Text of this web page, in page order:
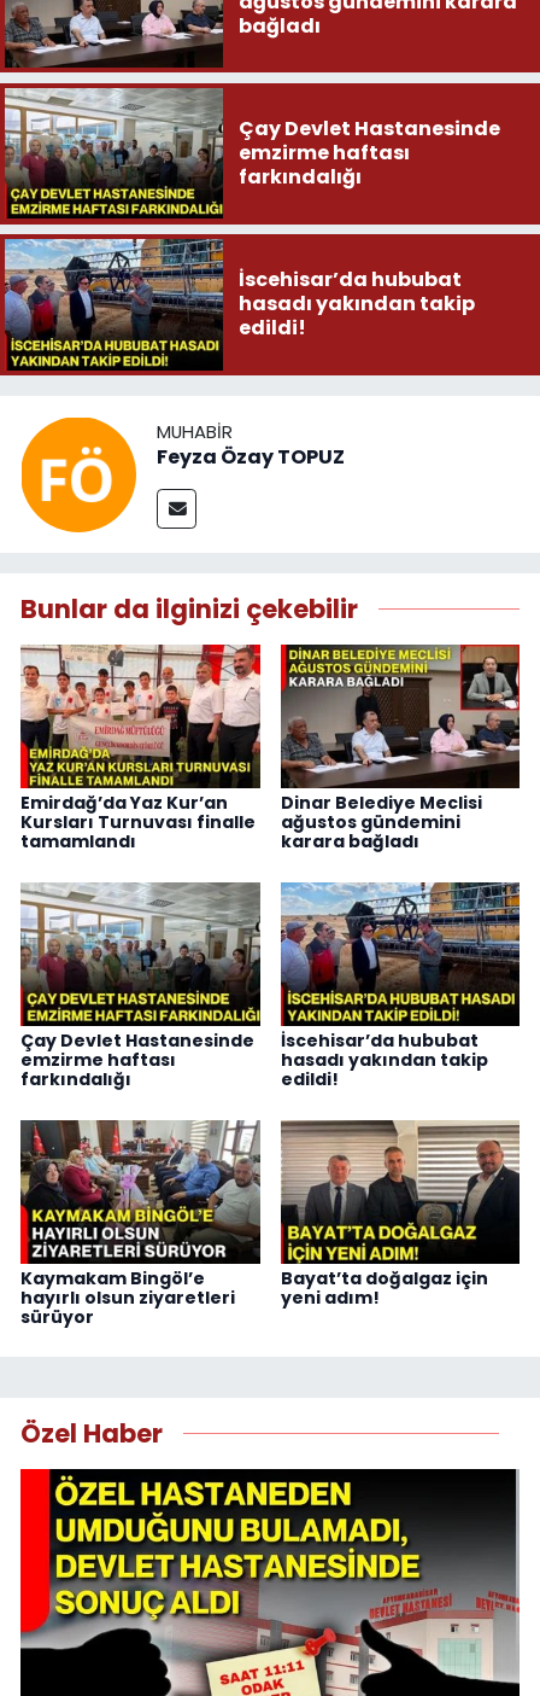
bağladı
Çay Devlet Hastanesinde
emzirme haftası
farkındalığı
İscehisar’da hububat
hasadı yakından takip
edildi!
MUHABIR
Feyza Özay TOPUZ
Bunlar da ilginizi çekebilir
Emirdağ’da Yaz Kur’an
Kursları Turnuvası finalle
tamamlandı
Dinar Belediye Meclisi
ağustos gündemini
karara bağladı
Çay Devlet Hastanesinde
emzirme haftası
farkındalığı
İscehisar’da hububat
hasadı yakından takip
edildi!
Kaymakam Bingöl’e
hayırlı olsun ziyaretleri
sürüyor
Bayat’ta doğalgaz için
yeni adım!
Özel Haber